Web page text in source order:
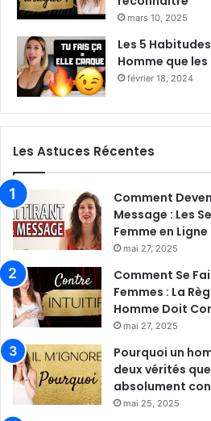
mars 10, 2025
Les 5
Homme que
février 18, 2024
Les Astuces Récentes
Comment
Message : Les
Femme en Ligne
mai 27, 2025
Comment Se
Femmes : La
Homme Doit
mai 27, 2025
Pourquoi un
deux vérités
absolument
mai 25, 2025